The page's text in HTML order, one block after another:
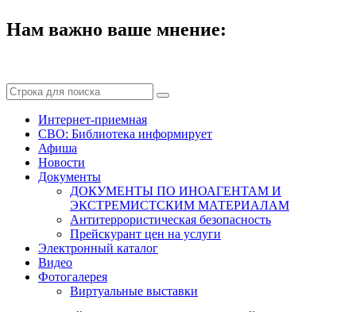
Нам важно ваше мнение:
Интернет-приемная
СВО: Библиотека информирует
Афиша
Новости
Документы
ДОКУМЕНТЫ ПО ИНОАГЕНТАМ И
ЭКСТРЕМИСТСКИМ МАТЕРИАЛАМ
Антитеррористическая безопасность
Прейскурант цен на услуги
Электронный каталог
Видео
Фотогалерея
Виртуальные выставки